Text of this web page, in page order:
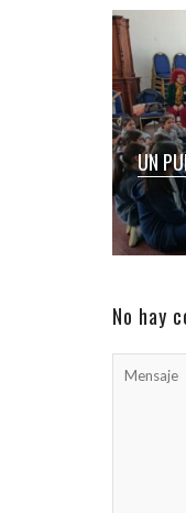
UN
Este
de
No hay